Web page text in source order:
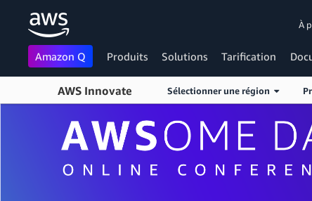
À
Amazon Q Produits Solutions Tarification
AWS Innovate Sélectionner une région